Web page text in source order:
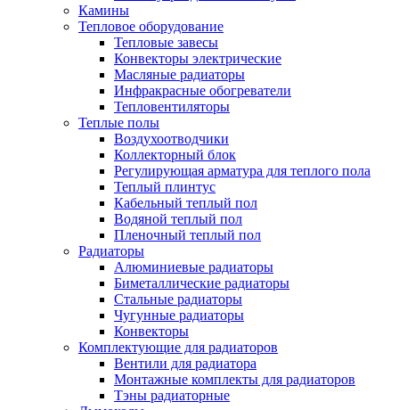
Камины
Тепловое оборудование
Тепловые завесы
Конвекторы электрические
Масляные радиаторы
Инфракрасные обогреватели
Тепловентиляторы
Теплые полы
Воздухоотводчики
Коллекторный блок
Регулирующая арматура для теплого пола
Теплый плинтус
Кабельный теплый пол
Водяной теплый пол
Пленочный теплый пол
Радиаторы
Алюминиевые радиаторы
Биметаллические радиаторы
Стальные радиаторы
Чугунные радиаторы
Конвекторы
Комплектующие для радиаторов
Вентили для радиатора
Монтажные комплекты для радиаторов
Тэны радиаторные